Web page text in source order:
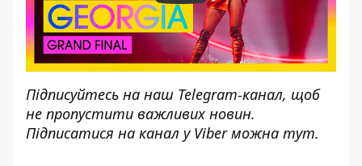
Підписуйтесь на наш Telegram-канал, щоб
не пропустити важливих новин.
Підписатися на канал у Viber можна тут.